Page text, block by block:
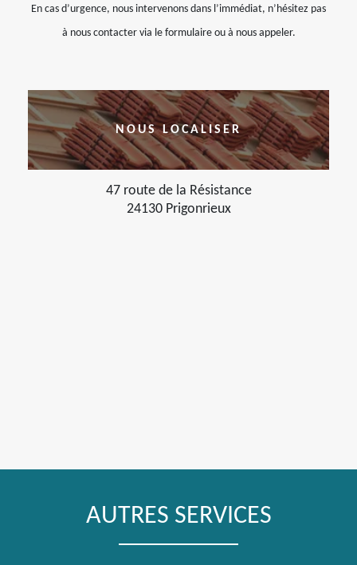
En cas d’urgence, nous intervenons dans l’immédiat, n’hésitez pas
à nous contacter via le formulaire ou à nous appeler.
NOUS LOCALISER
47 route de la Résistance
24130 Prigonrieux
AUTRES SERVICES